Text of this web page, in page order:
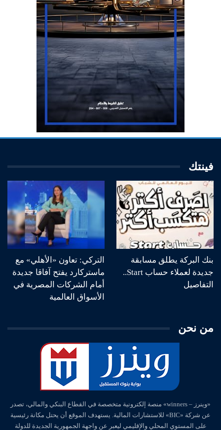
فينتك
بنك البركة يطلق مسابقة
جديدة لعملاء حساب Start..
التفاصيل
التركي: تعاون «الأهلي» مع
ماستركارد يفتح آفاقا جديدة
أمام الشركات المصرية في
الأسواق العالمية
من نحن
«وينرز – winners» منصة إلكترونية متخصصة في القطاع البنكي والمالي، تصدر
عن شركة «BIC» للاستشارات المالية. يستهدف الموقع أن يحتل مكانة رئيسية
على المستوي المحلي والإقليمي ليعبر عن واجهة الجمهورية الجديدة للدولة